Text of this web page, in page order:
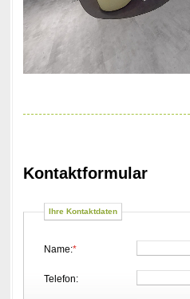
Kontaktformular
Ihre Kontaktdaten
Name:*
Telefon: